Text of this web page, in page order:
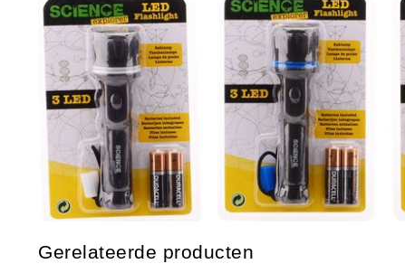
Gerelateerde producten